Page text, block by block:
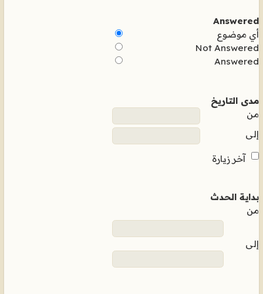
Answered
أي موضوع
Not Answered
Answered
مدى التاريخ
من
إلى
آخر زيارة
بداية الحدث
من
إلى